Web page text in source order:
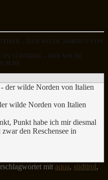
– DER WILDE NORDEN VON
IN SÜDTIROL – DER WILDE
wilde Norden von Italien
Punkt habe ich mir diesmal
zwar den Reschensee in
mit aqua, südtirol,